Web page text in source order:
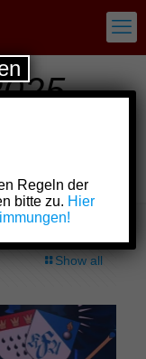
–
noch
für
Show all
Regeln der
bitte zu. Hier